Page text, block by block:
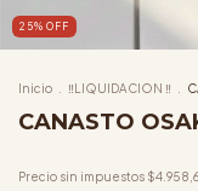
25% OFF
Inicio ‼️LIQUIDACION ‼️
CANASTO
Precio sin impuestos